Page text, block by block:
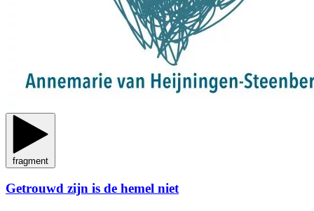
fragment
Getrouwd zijn is de hemel niet